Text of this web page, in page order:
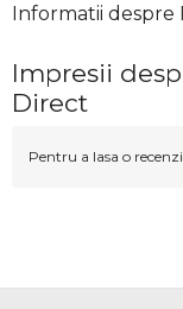
Informatii despre
Impresii
Direct
Pentru a lasa o